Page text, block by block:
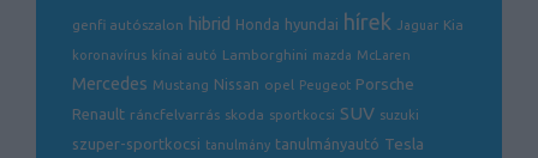
genfi autószalon hibrid Honda hyundai hírek Jaguar Kia
koronavírus kínai autó Lamborghini mazda McLaren
Mercedes Mustang Nissan opel Peugeot Porsche
Renault ráncfelvarrás skoda sportkocsi SUV suzuki
szuper-sportkocsi tanulmány tanulmányautó Tesla